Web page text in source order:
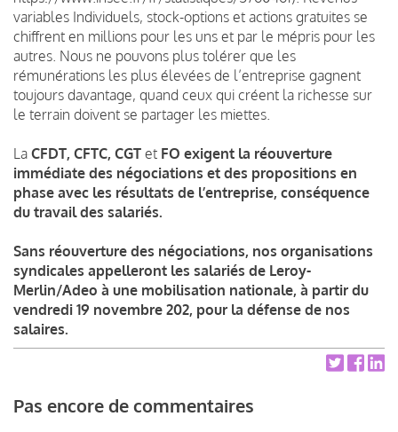
variables Individuels, stock-options et actions gratuites se
chiffrent en millions pour les uns et par le mépris pour les
autres. Nous ne pouvons plus tolérer que les
rémunérations les plus élevées de l’entreprise gagnent
toujours davantage, quand ceux qui créent la richesse sur
le terrain doivent se partager les miettes.
La CFDT, CFTC, CGT et FO exigent la réouverture
immédiate des négociations et des propositions en
phase avec les résultats de l’entreprise, conséquence
du travail des salariés.
Sans réouverture des négociations, nos organisations
syndicales appelleront les salariés de Leroy-
Merlin/Adeo à une mobilisation nationale, à partir du
vendredi 19 novembre 202, pour la défense de nos
salaires.
Pas encore de commentaires